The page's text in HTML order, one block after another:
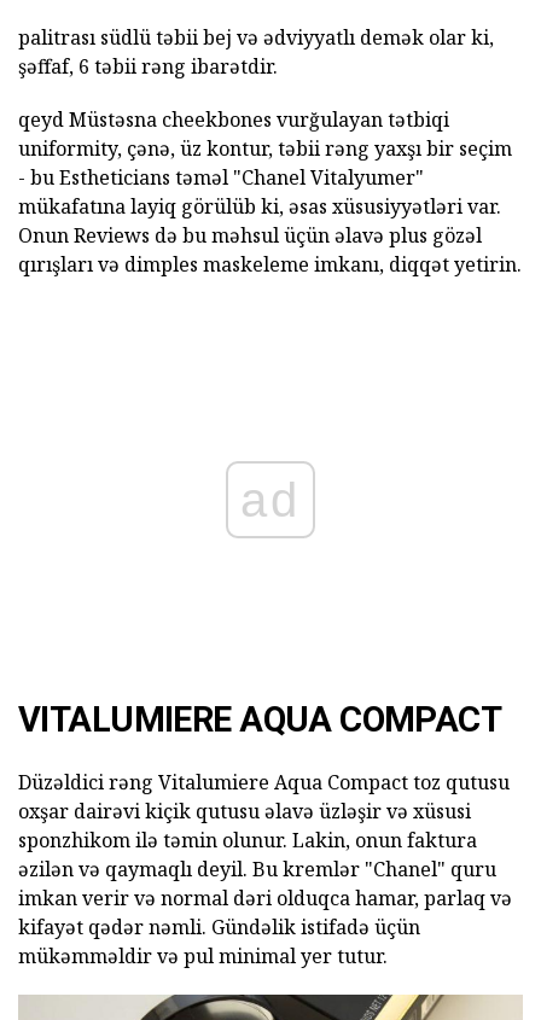
palitrası südlü təbii bej və ədviyyatlı demək olar ki,
şəffaf, 6 təbii rəng ibarətdir.
qeyd Müstəsna cheekbones vurğulayan tətbiqi
uniformity, çənə, üz kontur, təbii rəng yaxşı bir seçim
- bu Estheticians təməl "Chanel Vitalyumer"
mükafatına layiq görülüb ki, əsas xüsusiyyətləri var.
Onun Reviews də bu məhsul üçün əlavə plus gözəl
qırışları və dimples maskeleme imkanı, diqqət yetirin.
ad
VITALUMIERE AQUA COMPACT
Düzəldici rəng Vitalumiere Aqua Compact toz qutusu
oxşar dairəvi kiçik qutusu əlavə üzləşir və xüsusi
sponzhikom ilə təmin olunur. Lakin, onun faktura
əzilən və qaymaqlı deyil. Bu kremlər "Chanel" quru
imkan verir və normal dəri olduqca hamar, parlaq və
kifayət qədər nəmli. Gündəlik istifadə üçün
mükəmməldir və pul minimal yer tutur.